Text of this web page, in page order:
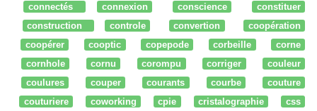
connectés
connexion conscience
constituer
construction
controle convertion
coopération
coopérer
cooptic copepode corbeille
corne
cornhole
cornu corompu corriger
couleur
coulures
couper courants courbe
couture
couturiere
coworking cpie cristalographie
css